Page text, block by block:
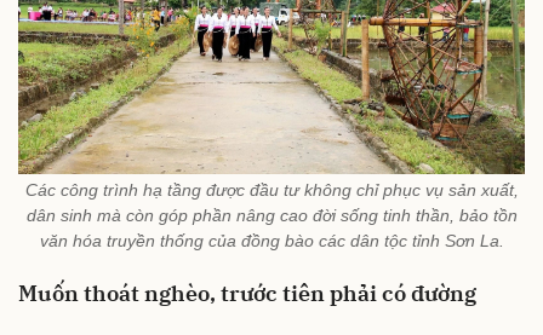
Các công trình hạ tầng được đầu tư không chỉ phục vụ sản xuất,
dân sinh mà còn góp phần nâng cao đời sống tinh thần, bảo tồn
văn hóa truyền thống của đồng bào các dân tộc tỉnh Sơn La.
Muốn thoát nghèo, trước tiên phải có đường